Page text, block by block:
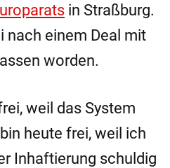
in Straßburg.
nach einem Deal mit
worden.
weil das System
heute frei, weil ich
Inhaftierung schuldig